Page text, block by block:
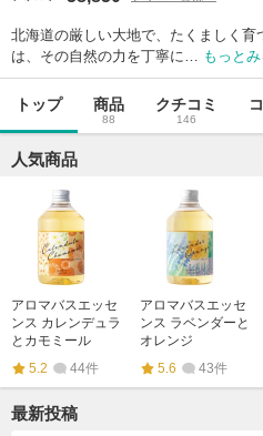
北海道の厳しい大地で、たくましく育
は、その自然の力を丁寧に…
もっとみ
トップ 商品
88
クチコミ
146
人気商品
アロマバスエッセ
ンス カレンデュラ
とカモミール
5.2
44件
アロマバスエッセ
ンス ラベンダーと
オレンジ
5.6
43件
最新投稿